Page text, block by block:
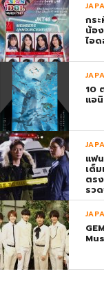
กร
น้อ
ไอ
10
แอ
แฟ
เต็
ตร
รว